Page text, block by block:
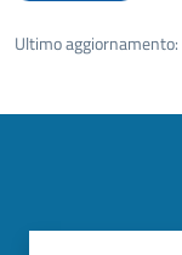
Ultimo aggiornamento: